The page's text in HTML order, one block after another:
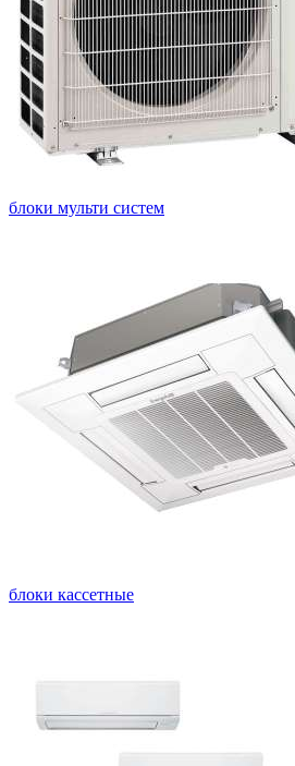
блоки мульти систем
блоки кассетные